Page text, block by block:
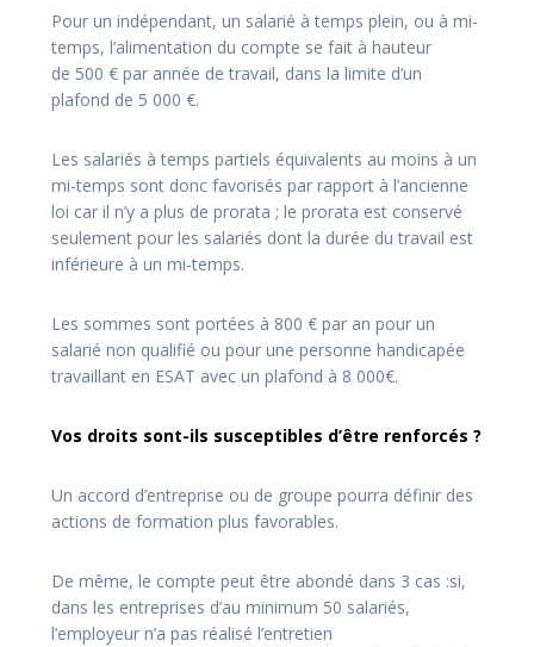
Pour un indépendant, un salarié à temps plein, ou à mi-
temps, l’alimentation du compte se fait à hauteur
de 500 € par année de travail, dans la limite d’un
plafond de 5 000 €.
Les salariés à temps partiels équivalents au moins à un
mi-temps sont donc favorisés par rapport à l’ancienne
loi car il n’y a plus de prorata ; le prorata est conservé
seulement pour les salariés dont la durée du travail est
inférieure à un mi-temps.
Les sommes sont portées à 800 € par an pour un
salarié non qualifié ou pour une personne handicapée
travaillant en ESAT avec un plafond à 8 000€.
Vos droits sont-ils susceptibles d’être renforcés ?
Un accord d’entreprise ou de groupe pourra définir des
actions de formation plus favorables.
De même, le compte peut être abondé dans 3 cas :si,
dans les entreprises d’au minimum 50 salariés,
l’employeur n’a pas réalisé l’entretien